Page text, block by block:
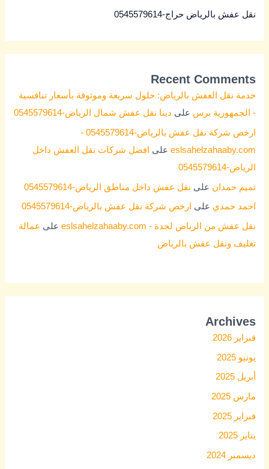
نقل عفش بالرياض حراج-0545579614
Recent Comments
خدمة نقل العفش بالرياض: حلول سريعة وموثوقة بأسعار تنافسية
- الجمهورية برس على دينا نقل عفش شمال الرياض-0545579614
ارخص شركة نقل عفش بالرياض-0545579614 -
eslsahelzahaaby.com على
افضل شركات نقل العفش داخل
الرياض-0545579614
تميم حمدان على نقل عفش داخل مناطق الرياض-0545579614
احمد حمدي على ارخص شركة نقل عفش بالرياض-0545579614
نقل عفش من الرياض لجدة - eslsahelzahaaby.com على عمالة
تغليف ونقل عفش بالرياض
Archives
فبراير 2026
يونيو 2025
أبريل 2025
مارس 2025
فبراير 2025
يناير 2025
ديسمبر 2024